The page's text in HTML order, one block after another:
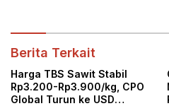
Berita Terkait
Harga TBS Sawit Stabil
Rp3.200-Rp3.900/kg, CPO
Global Turun ke USD